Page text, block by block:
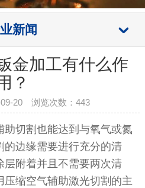
新闻
金加工有什么作
？
09-20 浏览次数：443
切割也能达到与氧气或氮
的边缘需要进行充分的清
层附着并且不需要两次清
缩空气辅助激光切割的主